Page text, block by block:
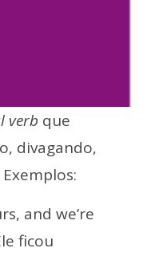
verb que
divagando,
and we’re
ficou